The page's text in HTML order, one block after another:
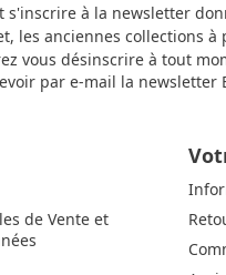
s'inscrire à la newsletter
les anciennes collections à
vous désinscrire à tout
par e-mail la newsletter
de Vente et